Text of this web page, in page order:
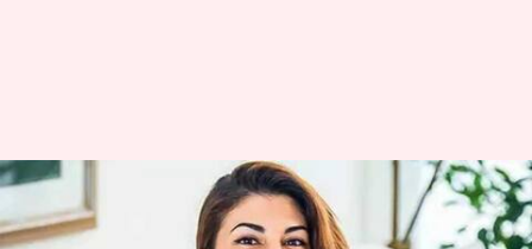
अक्षय कुमार की 'बच्चन पांडे' में नजर
आएंगी जैकलीन फर्नांडिज